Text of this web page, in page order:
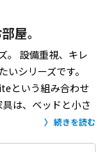
屋。
設備重視、キレ
シリーズです。
という組み合わせ
具は、ベッドと小さ
広さですが、キッ
続きを読む